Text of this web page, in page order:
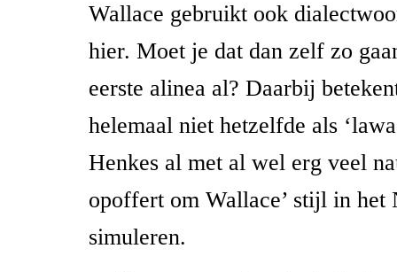
Wallace gebruikt ook
hier. Moet je dat dan zelf zo
eerste alinea al? Daarbij
helemaal niet hetzelfde als
Henkes al met al wel erg veel
opoffert om Wallace’ stijl in het
simuleren.